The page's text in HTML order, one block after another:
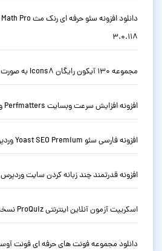
3.0.118
مجموعه 130 آیکون رایگان Icons8 به صورت SVG
افزونه افزایش سرعت وبسایت Perfmatters وردپرس نسخه 2.6.6
افزونه فارسی سئو Yoast SEO Premium وردپرس نسخه حرفه ای 28.1
افزونه قدرتمند چند زبانه کردن سایت وردپرس WPML نسخه 4.9.6
اسکریپت آزمون آنلاین اینترنتی ProQuiz نسخه 2.0.2